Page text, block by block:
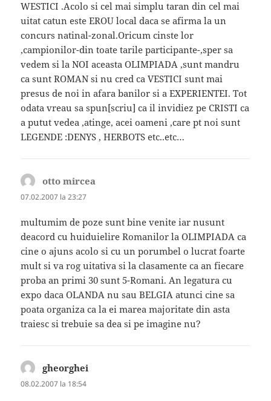
WESTICI .Acolo si cel mai simplu taran din cel mai
uitat catun este EROU local daca se afirma la un
concurs natinal-zonal.Oricum cinste lor
,campionilor-din toate tarile participante-,sper sa
vedem si la NOI aceasta OLIMPIADA ,sunt mandru
ca sunt ROMAN si nu cred ca VESTICI sunt mai
presus de noi in afara banilor si a EXPERIENTEI. Tot
odata vreau sa spun[scriu] ca il invidiez pe CRISTI ca
a putut vedea ,atinge, acei oameni ,care pt noi sunt
LEGENDE :DENYS , HERBOTS etc..etc…
otto mircea
07.02.2007 la 23:27
multumim de poze sunt bine venite iar nusunt
deacord cu huiduielire Romanilor la OLIMPIADA ca
cine o ajuns acolo si cu un porumbel o lucrat foarte
mult si va rog uitativa si la clasamente ca an fiecare
proba an primi 30 sunt 5-Romani. An legatura cu
expo daca OLANDA nu sau BELGIA atunci cine sa
poata organiza ca la ei marea majoritate din asta
traiesc si trebuie sa dea si pe imagine nu?
gheorghei
08.02.2007 la 18:54